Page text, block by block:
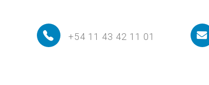
+54 11 43 42 11 01